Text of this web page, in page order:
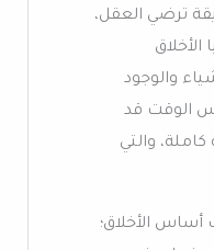
ترضي العقل،
والوجود
الوقت قد
والتي
أساس الأخلاق؛